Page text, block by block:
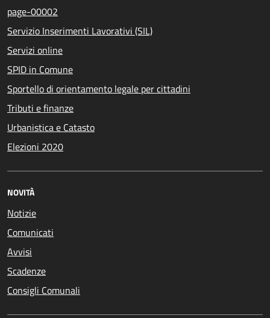
page-00002
Servizio Inserimenti Lavorativi (SIL)
Servizi online
SPID in Comune
Sportello di orientamento legale per cittadini
Tributi e finanze
Urbanistica e Catasto
Elezioni 2020
NOVITÀ
Notizie
Comunicati
Avvisi
Scadenze
Consigli Comunali